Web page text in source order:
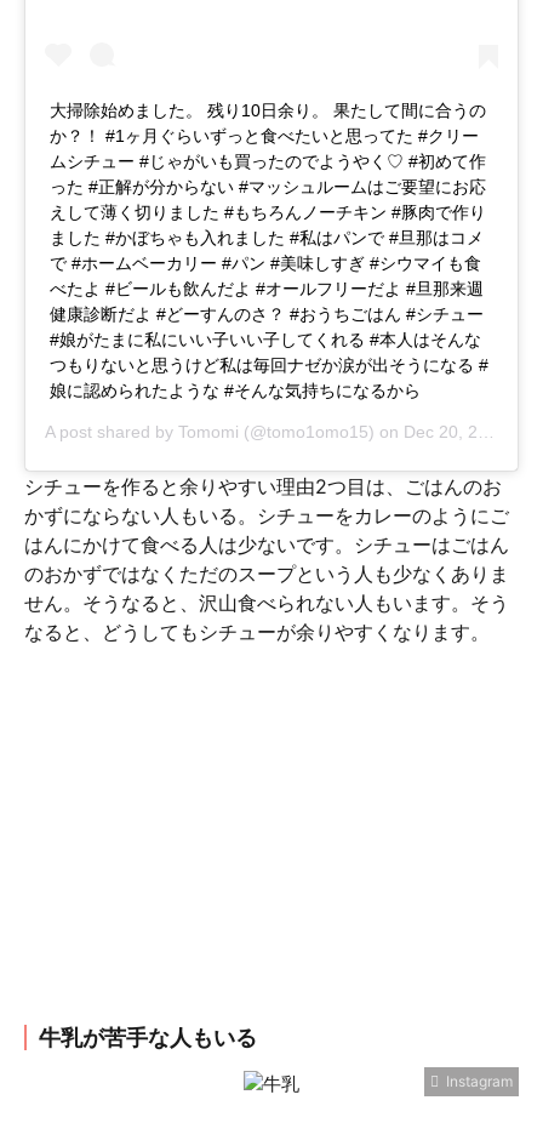
大掃除始めました。 残り10日余り。 果たして間に合うの
か？！ #1ヶ月ぐらいずっと食べたいと思ってた #クリー
ムシチュー #じゃがいも買ったのでようやく♡ #初めて作
った #正解が分からない #マッシュルームはご要望にお応
えして薄く切りました #もちろんノーチキン #豚肉で作り
ました #かぼちゃも入れました #私はパンで #旦那はコメ
で #ホームベーカリー #パン #美味しすぎ #シウマイも食
べたよ #ビールも飲んだよ #オールフリーだよ #旦那来週
健康診断だよ #どーすんのさ？ #おうちごはん #シチュー
#娘がたまに私にいい子いい子してくれる #本人はそんな
つもりないと思うけど私は毎回ナゼか涙が出そうになる #
娘に認められたような #そんな気持ちになるから
A post shared by Tomomi (@tomo1omo15) on Dec 20, 2018 at 5:19am PST
シチューを作ると余りやすい理由2つ目は、ごはんのお
かずにならない人もいる。シチューをカレーのようにご
はんにかけて食べる人は少ないです。シチューはごはん
のおかずではなくただのスープという人も少なくありま
せん。そうなると、沢山食べられない人もいます。そう
なると、どうしてもシチューが余りやすくなります。
牛乳が苦手な人もいる
Instagram